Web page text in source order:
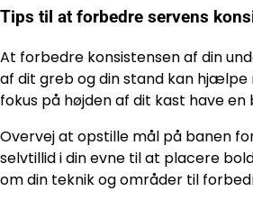
Tips til at forbedre servens
At forbedre konsistensen af din
af dit greb og din stand kan hjælpe
fokus på højden af dit kast have en
Overvej at opstille mål på banen
selvtillid i din evne til at placere
om din teknik og områder til